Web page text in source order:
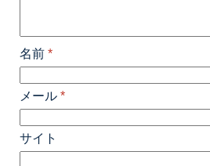
名前 *
メール *
サイト